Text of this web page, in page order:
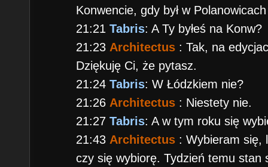
Konwencie, gdy był w
21:21Tabris: A Ty byłeś na Konw?
21:23 Architectus : Tak, na
Dziękuję Ci, że pytasz.
21:24Tabris: W Łódzkiem nie?
21:26 Architectus : Niestety nie.
21:27Tabris: A w tym roku się
21:43 Architectus : Wybieram się,
czy się wybiorę. Tydzień temu stan